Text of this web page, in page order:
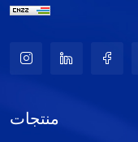
منتجات